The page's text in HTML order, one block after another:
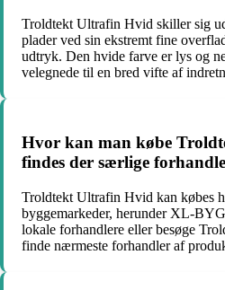
Troldtekt Ultrafin Hvid skiller sig
plader ved sin ekstremt fine
udtryk. Den hvide farve er lys og
velegnede til en bred vifte af
Hvor kan man købe
findes der særlige
Troldtekt Ultrafin Hvid kan købes
byggemarkeder, herunder XL-
lokale forhandlere eller besøge
finde nærmeste forhandler af